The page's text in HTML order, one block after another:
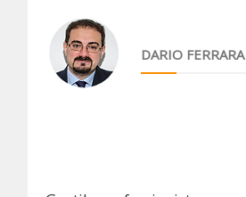
DARIO FERRARA